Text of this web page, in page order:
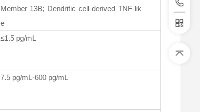
Member 13B; Dendritic cell-derived TNF-lik
e
≤1.5 pg/mL
7.5 pg/mL-600 pg/mL